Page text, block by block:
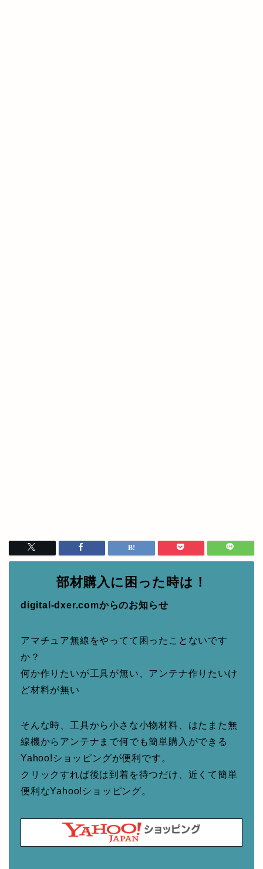
部材購入に困った時は！
digital-dxer.comからのお知らせ
アマチュア無線をやってて困ったことないです
か？
何か作りたいが工具が無い、アンテナ作りたいけ
ど材料が無い
そんな時、工具から小さな小物材料、はたまた無
線機からアンテナまで何でも簡単購入ができる
Yahoo!ショッピングが便利です。
クリックすれば後は到着を待つだけ、近くて簡単
便利なYahoo!ショッピング。